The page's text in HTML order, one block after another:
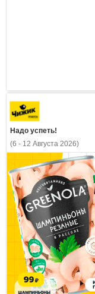
Надо успеть!
(6 - 12 Августа 2026)